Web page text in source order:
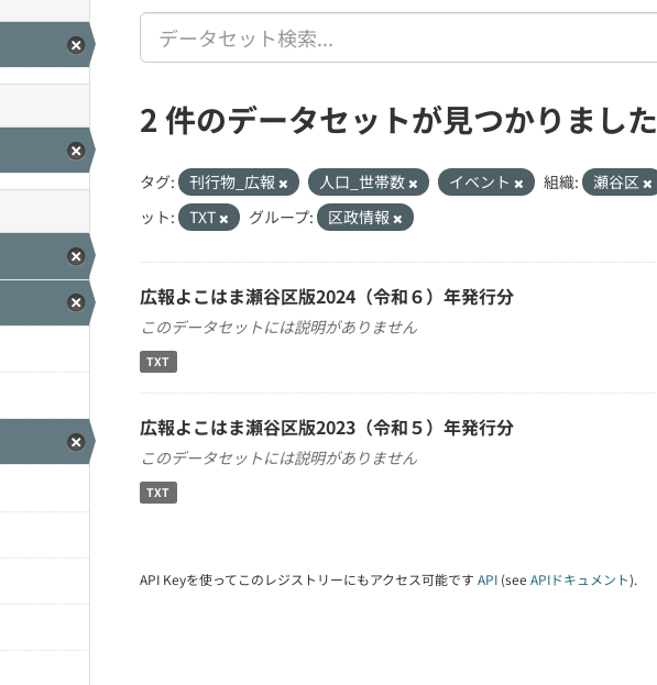
2 件のデータセットが見つかりました
タグ: 刊行物_広報 人口_世帯数 イベント 組織: 瀬谷区
ット:
TXT グループ: 区政情報
広報よこはま瀬谷区版2024（令和６）年発行分
このデータセットには説明がありません
TXT
広報よこはま瀬谷区版2023（令和５）年発行分
このデータセットには説明がありません
TXT
API Keyを使ってこのレジストリーにもアクセス可能です API (see APIドキュメント).